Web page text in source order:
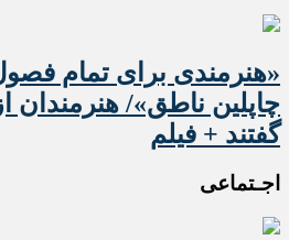
«هنرمندی برای تمام
چاپلین ناطق»/ هنرمندان
گفتند + فیلم
اجـتماعی